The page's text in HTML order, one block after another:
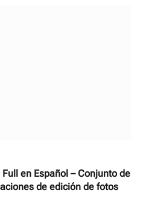
en Español – Conjunto de
de edición de fotos